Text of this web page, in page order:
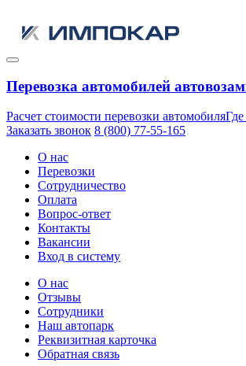
Перевозка автомобилей
Расчет стоимости перевозки автомобиля
Заказать звонок 8 (800) 77-55-165
О нас
Перевозки
Сотрудничество
Оплата
Вопрос-ответ
Контакты
Вакансии
Вход в систему
О нас
Отзывы
Сотрудники
Наш автопарк
Реквизитная карточка
Обратная связь